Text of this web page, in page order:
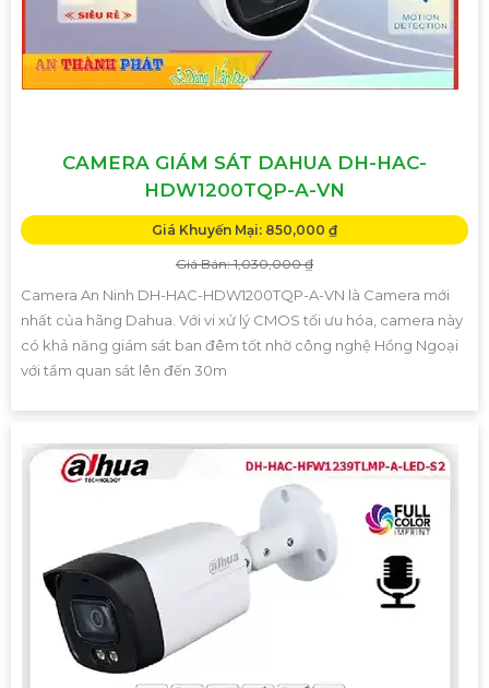
CAMERA GIÁM SÁT DAHUA DH-HAC-
HDW1200TQP-A-VN
Giá Khuyến Mại: 850,000 ₫
Giá Bán: 1,030,000 ₫
Camera An Ninh DH-HAC-HDW1200TQP-A-VN là Camera mới
nhất của hãng Dahua. Với vi xử lý CMOS tối ưu hóa, camera này
có khả năng giám sát ban đêm tốt nhờ công nghệ Hồng Ngoại
với tầm quan sát lên đến 30m